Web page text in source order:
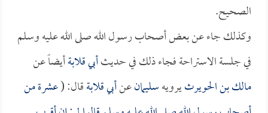
الصحيح.
وكذلك جاء عن بعض أصحاب رسول الله صلى الله عليه وسلم
في جلسة الاستراحة فجاء ذلك في حديثأبي قلابةأيضاً عن
مالك بن الحويرثيرويهسليمانعنأبي قلابةقال: (عشرة من